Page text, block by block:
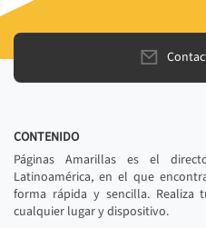
CONTENIDO
Páginas Amarillas es el
Latinoamérica, en el que
forma rápida y sencilla. Realiza
cualquier lugar y dispositivo.